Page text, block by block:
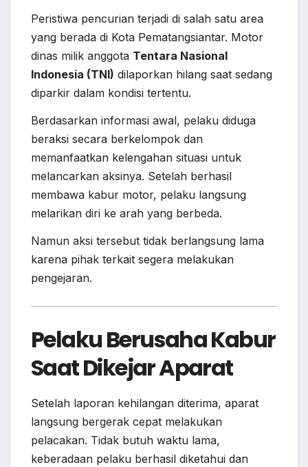
Peristiwa pencurian terjadi di salah satu area
yang berada di Kota Pematangsiantar. Motor
dinas milik anggota Tentara Nasional
Indonesia (TNI) dilaporkan hilang saat sedang
diparkir dalam kondisi tertentu.
Berdasarkan informasi awal, pelaku diduga
beraksi secara berkelompok dan
memanfaatkan kelengahan situasi untuk
melancarkan aksinya. Setelah berhasil
membawa kabur motor, pelaku langsung
melarikan diri ke arah yang berbeda.
Namun aksi tersebut tidak berlangsung lama
karena pihak terkait segera melakukan
pengejaran.
Pelaku Berusaha Kabur
Saat Dikejar Aparat
Setelah laporan kehilangan diterima, aparat
langsung bergerak cepat melakukan
pelacakan. Tidak butuh waktu lama,
keberadaan pelaku berhasil diketahui dan